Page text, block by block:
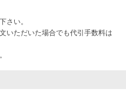
さい。
いただいた場合でも代引手数料は